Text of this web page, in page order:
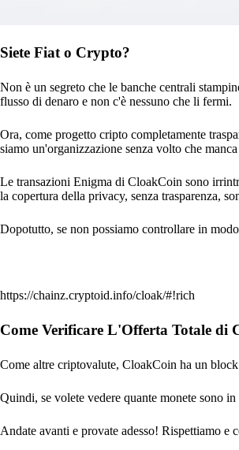
Siete Fiat o Crypto?
Non è un segreto che le banche centrali
flusso di denaro e non c'è nessuno che li fermi.
Ora, come progetto cripto completamente
siamo un'organizzazione senza volto che
Le transazioni Enigma di CloakCoin sono
la copertura della privacy, senza trasparenza,
Dopotutto, se non possiamo controllare in
https://chainz.cryptoid.info/cloak/#!rich
Come Verificare L'Offerta Totale di
Come altre criptovalute, CloakCoin ha un
Quindi, se volete vedere quante monete sono
Andate avanti e provate adesso! Rispettiamo e